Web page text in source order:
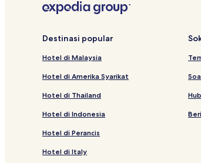
Hotel Tampoi
Hotel dengan Parkir di Johor
Hotel Taman Desa Tebrau
Hotel Taman Orkid
Destinasi popular
Hotel di Malaysia
Hotel di Amerika Syarikat
Hotel di Thailand
Hotel di Indonesia
Hotel di Perancis
Hotel di Italy